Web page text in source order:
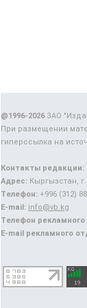
@1996-2026ЗАО
При размещении
гиперссылка на
Контакты редакции:
Адрес: Кыргызстан,
Телефон: +996 (312)
E-mail: info@vb.kg
Телефон рекламного
E-mail рекламного